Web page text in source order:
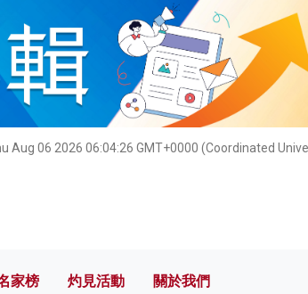
Aug 06 2026 06:04:28 GMT+0000 (Coordinated
名家榜 灼見活動 關於我們
家榜 灼見活動 關於我們